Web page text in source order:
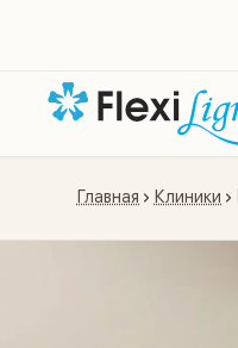
Главная Клиники